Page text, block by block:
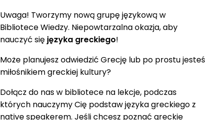
Uwaga! Tworzymy nową grupę językową w
Bibliotece Wiedzy. Niepowtarzalna okazja, aby
nauczyć się języka greckiego!
Może planujesz odwiedzić Grecję lub po prostu jesteś
miłośnikiem greckiej kultury?
Dołącz do nas w bibliotece na lekcje, podczas
których nauczymy Cię podstaw języka greckiego z
native speakerem. Jeśli chcesz poznać greckie